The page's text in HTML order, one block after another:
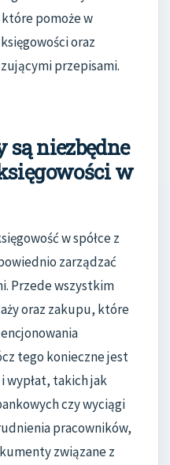
pomoże w
oraz
przepisami.
niezbędne
w
w spółce z
zarządzać
Przede wszystkim
oraz zakupu, które
tego konieczne jest
wypłat, takich jak
czy wyciągi
pracowników,
związane z